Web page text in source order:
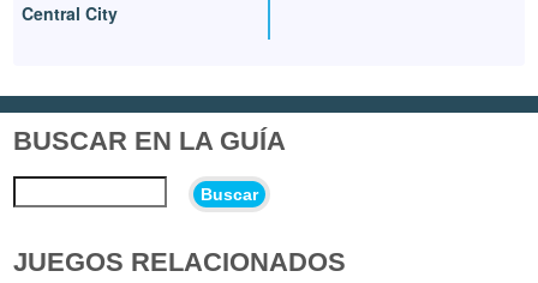
Central City
BUSCAR EN LA GUÍA
Buscar
JUEGOS RELACIONADOS